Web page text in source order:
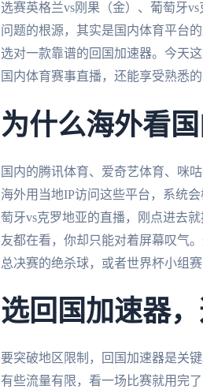
选赛英格兰vs刚果（金）、葡萄牙
问题的根源，其实是国内体育平台
选对一款靠谱的回国加速器。今天
国内体育赛事直播，还能享受熟悉的
为什么海外看
国内的腾讯体育、爱奇艺体育、咪
海外用当地IP访问这些平台，系统
萄牙vs克罗地亚的直播，刚点进去
友都在看，你却只能对着屏幕叹气
总决赛的绝杀球，或者世界杯小组
选回国加速器
要突破地区限制，回国加速器是关
有些流量有限，看一场比赛就用完